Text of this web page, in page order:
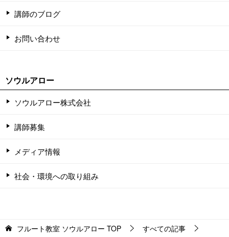
講師のブログ
お問い合わせ
ソウルアロー
ソウルアロー株式会社
講師募集
メディア情報
社会・環境への取り組み
フルート教室 ソウルアロー TOP
すべての記事